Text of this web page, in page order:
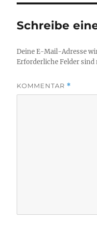
Schreibe
Deine E-Mail-Adresse
Erforderliche Felder sind
KOMMENTAR *